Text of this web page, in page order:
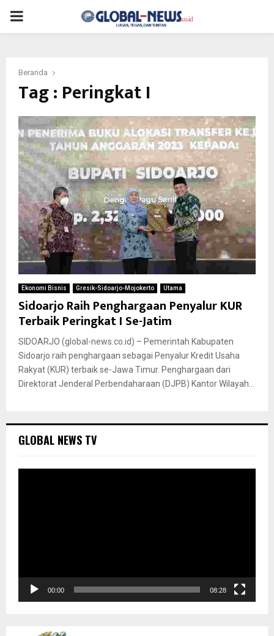
PRIMARY
Beranda
Tag : Peringkat I
Ekonomi Bisnis Gresik-Sidoarjo-Mojokerto Utama
Sidoarjo Raih Penghargaan Penyalur KUR
Terbaik Peringkat I Se-Jatim
SIDOARJO (global-news.co.id) – Pemerintah Kabupaten
Sidoarjo raih penghargaan sebagai Penyalur Kredit Usaha
Rakyat (KUR) terbaik se-Jawa Timur. Penghargaan dari
Direktorat Jenderal Perbendaharaan (DJPB) Kantor Wilayah...
GLOBAL NEWS TV
i
e
00:00 08:28